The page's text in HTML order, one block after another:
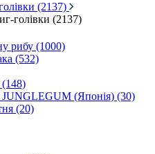
(2137)
голівки (2137)
рибу (1000)
(532)
JUNGLEGUM (Японія) (30)
(20)